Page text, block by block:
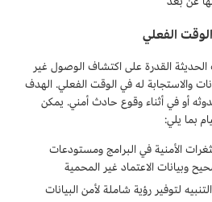
الفعلي
الحديثة القدرة على اكتشاف الوصول غير
والاستجابة له في الوقت الفعلي. الهدف
أو في أثناء وقوع حادث أمني. يمكن
بما يلي:
الأمنية في البرامج ومستودعات
وبيانات الاعتماد غير المحمية
لتوفير رؤية شاملة لأمن البيانات